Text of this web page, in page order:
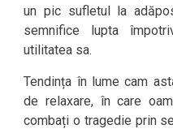
un pic sufletul la
semnifice lupta
utilitatea sa.
Tendința în lume cam
de relaxare, în care
combați o tragedie prin